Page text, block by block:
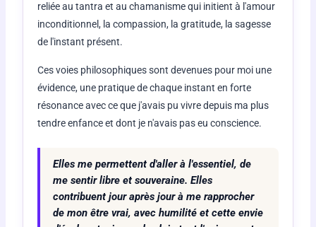
reliée au tantra et au chamanisme qui initient à l'amour
inconditionnel, la compassion, la gratitude, la sagesse
de l'instant présent.
Ces voies philosophiques sont devenues pour moi une
évidence, une pratique de chaque instant en forte
résonance avec ce que j'avais pu vivre depuis ma plus
tendre enfance et dont je n'avais pas eu conscience.
Elles me permettent d'aller à l'essentiel, de
me sentir libre et souveraine. Elles
contribuent jour après jour à me rapprocher
de mon être vrai, avec humilité et cette envie